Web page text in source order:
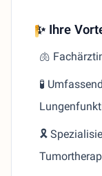
✨ Ihre
🫁
🧪
🎗️